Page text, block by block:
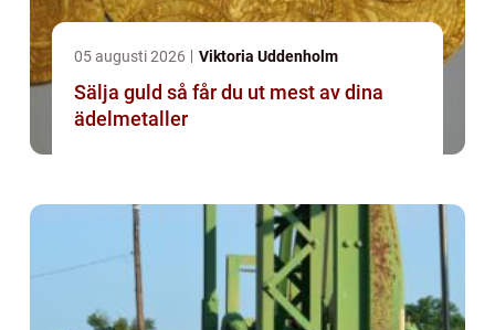
05 augusti 2026 Viktoria Uddenholm
Sälja guld så får du ut mest av dina
ädelmetaller